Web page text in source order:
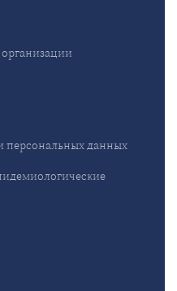
персональных данных